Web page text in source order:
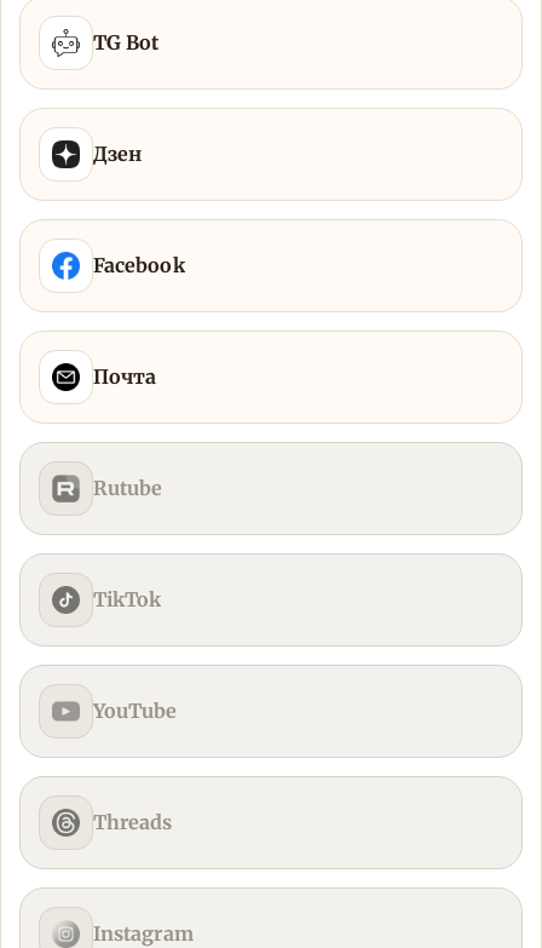
TG Bot
Дзен
Facebook
Почта
Rutube
TikTok
YouTube
Threads
Instagram